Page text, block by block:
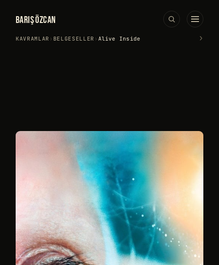
BARIŞ ÖZCAN
KAVRAMLAR › BELGESELLER › Alive Inside ›